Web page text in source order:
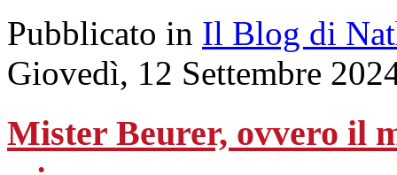
Pubblicato in Il Blog di
Giovedì, 12 Settembre
Mister Beurer, ovvero il